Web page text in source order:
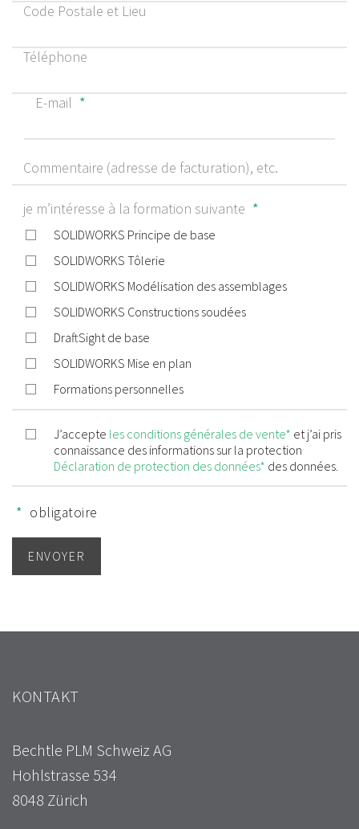
Code Postale et Lieu
Téléphone
E-mail *
Commentaire (adresse de facturation), etc.
je m’intéresse à la formation suivante *
SOLIDWORKS Principe de base
SOLIDWORKS Tôlerie
SOLIDWORKS Modélisation des assemblages
SOLIDWORKS Constructions soudées
DraftSight de base
SOLIDWORKS Mise en plan
Formations personnelles
J’accepte les conditions générales de vente* et j’ai pris
connaissance des informations sur la protection
Déclaration de protection des données* des données.
* obligatoire
KONTAKT
Bechtle PLM Schweiz AG
Hohlstrasse 534
8048 Zürich